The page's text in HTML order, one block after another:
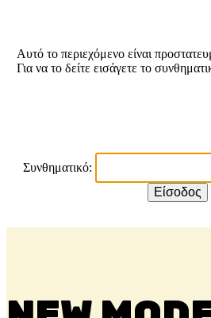
Αυτό το περιεχόμενο είναι
Για να το δείτε εισάγετε το
Συνθηματικό: